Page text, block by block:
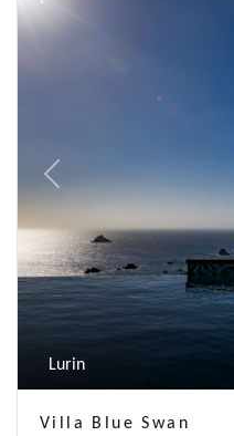
Previous
Lurin
Villa Blue Swan